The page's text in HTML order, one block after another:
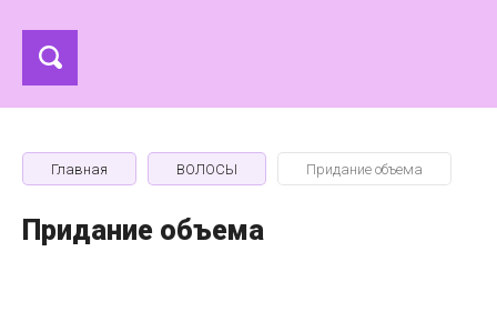
Главная ВОЛОСЫ Придание объема
Придание объема